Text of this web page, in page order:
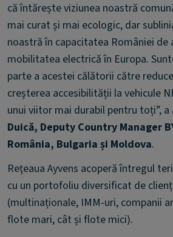
că întărește viziunea noastră
mai curat și mai ecologic, dar
noastră în capacitatea României de
mobilitatea electrică în Europa.
parte a acestei călătorii către
creșterea accesibilității la vehicule
unui viitor mai durabil pentru toți”,
Duică, Deputy Country Manager
România, Bulgaria și Moldova.
Reţeaua Ayvens acoperă întregul
cu un portofoliu diversificat de
(multinaționale, IMM-uri, companii
flote mari, cât și flote mici).